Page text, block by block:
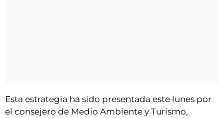
Esta estrategia ha sido presentada este lunes por
el consejero de Medio Ambiente y Turismo,